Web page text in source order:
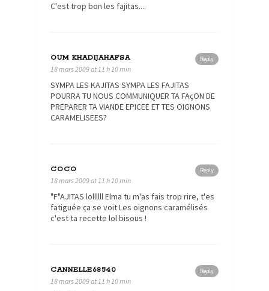
C'est trop bon les fajitas....
Reply
OUM KHADIJAHAFSA
18 mars 2009 at 11 h 10 min
SYMPA LES KAJITAS SYMPA LES FAJITAS
POURRA TU NOUS COMMUNIQUER TA FAçON DE
PREPARER TA VIANDE EPICEE ET TES OIGNONS
CARAMELISEES?
Reply
COCO
18 mars 2009 at 11 h 10 min
"F"AJITAS lollllll Elma tu m'as fais trop rire, t'es
fatiguée ça se voit Les oignons caramélisés
c'est ta recette lol bisous !
Reply
CANNELLE68540
18 mars 2009 at 11 h 10 min